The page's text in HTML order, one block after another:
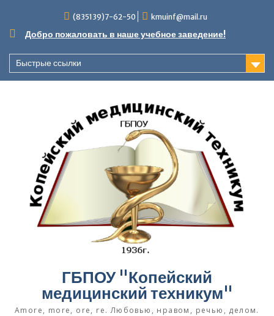
содержимому
(835139)7-62-50 kmuinf@mail.ru
Добро пожаловать в наше учебное заведение!
Быстрые ссылки
ГБПОУ "Копейский
медицинский техникум"
Amore, more, ore, re. Любовью, нравом, речью, делом.